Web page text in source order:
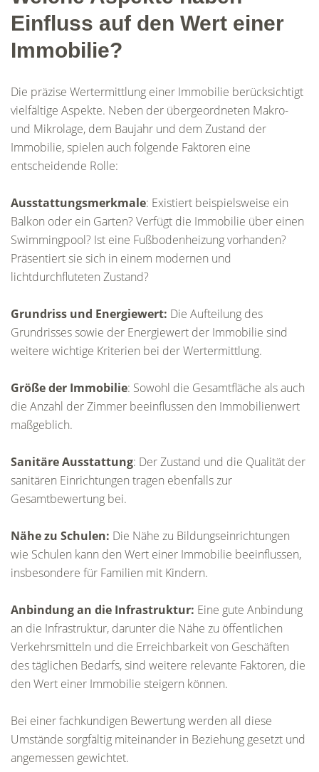
Einfluss auf den Wert einer
Immobilie?
Die präzise Wertermittlung einer Immobilie berücksichtigt
vielfältige Aspekte. Neben der übergeordneten Makro-
und Mikrolage, dem Baujahr und dem Zustand der
Immobilie, spielen auch folgende Faktoren eine
entscheidende Rolle:
Ausstattungsmerkmale: Existiert beispielsweise ein
Balkon oder ein Garten? Verfügt die Immobilie über einen
Swimmingpool? Ist eine Fußbodenheizung vorhanden?
Präsentiert sie sich in einem modernen und
lichtdurchfluteten Zustand?
Grundriss und Energiewert: Die Aufteilung des
Grundrisses sowie der Energiewert der Immobilie sind
weitere wichtige Kriterien bei der Wertermittlung.
Größe der Immobilie: Sowohl die Gesamtfläche als auch
die Anzahl der Zimmer beeinflussen den Immobilienwert
maßgeblich.
Sanitäre Ausstattung: Der Zustand und die Qualität der
sanitären Einrichtungen tragen ebenfalls zur
Gesamtbewertung bei.
Nähe zu Schulen: Die Nähe zu Bildungseinrichtungen
wie Schulen kann den Wert einer Immobilie beeinflussen,
insbesondere für Familien mit Kindern.
Anbindung an die Infrastruktur: Eine gute Anbindung
an die Infrastruktur, darunter die Nähe zu öffentlichen
Verkehrsmitteln und die Erreichbarkeit von Geschäften
des täglichen Bedarfs, sind weitere relevante Faktoren, die
den Wert einer Immobilie steigern können.
Bei einer fachkundigen Bewertung werden all diese
Umstände sorgfältig miteinander in Beziehung gesetzt und
angemessen gewichtet.